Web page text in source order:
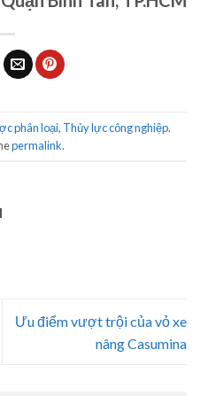
phân loại, Thủy lực công nghiệp.
permalink.
Ưu điểm vượt trội của vỏ xe
nâng Casumina